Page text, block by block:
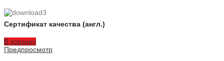
Сертификат качества (англ.)
В корзину
Предпросмотр